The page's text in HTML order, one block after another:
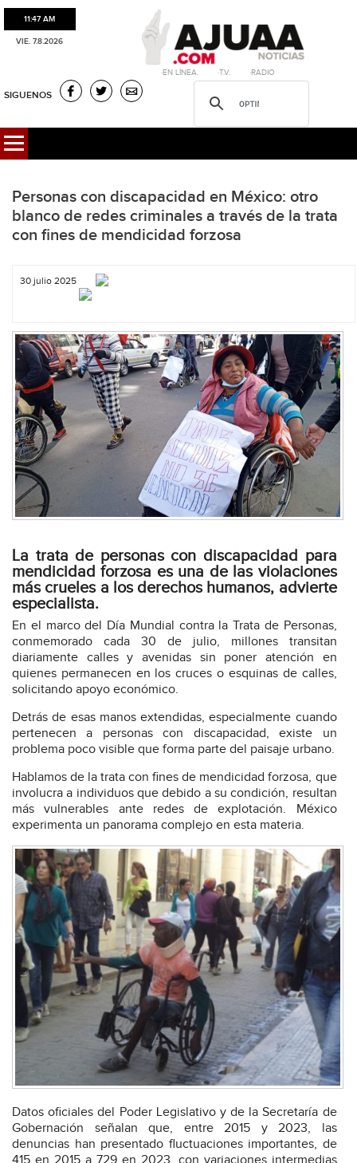
11:47 AM
VIE. 7.8.2026
·EN LÍNEA. ·T.V. ·RADIO
SIGUENOS
Personas con discapacidad en México: otro
blanco de redes criminales a través de la trata
con fines de mendicidad forzosa
30 julio 2025
La trata de personas con discapacidad para
mendicidad forzosa es una de las violaciones
más crueles a los derechos humanos, advierte
especialista.
En el marco del Día Mundial contra la Trata de Personas,
conmemorado cada 30 de julio, millones transitan
diariamente calles y avenidas sin poner atención en
quienes permanecen en los cruces o esquinas de calles,
solicitando apoyo económico.
Detrás de esas manos extendidas, especialmente cuando
pertenecen a personas con discapacidad, existe un
problema poco visible que forma parte del paisaje urbano.
Hablamos de la trata con fines de mendicidad forzosa, que
involucra a individuos que debido a su condición, resultan
más vulnerables ante redes de explotación. México
experimenta un panorama complejo en esta materia.
Datos oficiales del Poder Legislativo y de la Secretaría de
Gobernación señalan que, entre 2015 y 2023, las
denuncias han presentado fluctuaciones importantes, de